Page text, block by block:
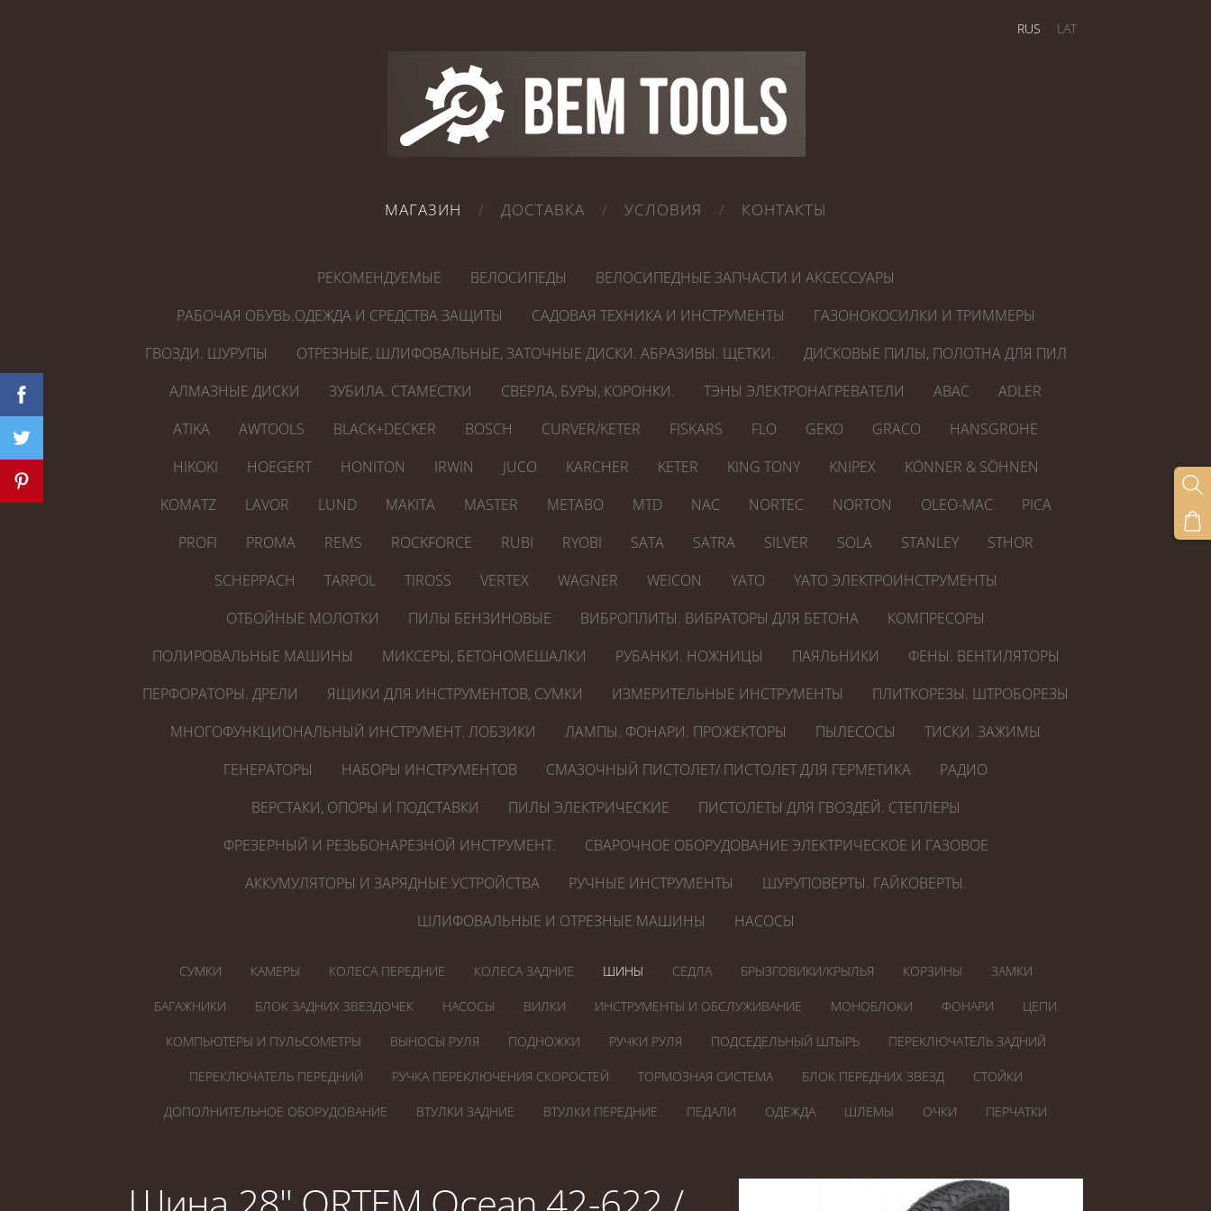
МАГАЗИН ДОСТАВКА УСЛОВИЯ КОНТАКТЫ
RUS LAT
РЕКОМЕНДУЕМЫЕ ВЕЛОСИПЕДЫ
ВЕЛОСИПЕДНЫЕ ЗАПЧАСТИ И АКСЕССУАРЫ
РАБОЧАЯ ОБУВЬ.ОДЕЖДА И СРЕДСТВА ЗАЩИТЫ
САДОВАЯ ТЕХНИКА И ИНСТРУМЕНТЫ
ГАЗОНОКОСИЛКИ И ТРИММЕРЫ
ГВОЗДИ. ШУРУПЫ
ОТРЕЗНЫЕ, ШЛИФОВАЛЬНЫЕ, ЗАТОЧНЫЕ ДИСКИ. АБРАЗИВЫ. ЩЕТКИ.
ДИСКОВЫЕ ПИЛЫ, ПОЛОТНА ДЛЯ ПИЛ
АЛМАЗНЫЕ ДИСКИ
ЗУБИЛА. СТАМЕСТКИ СВЕРЛА, БУРЫ, КОРОНКИ. ТЭНЫ ЭЛЕКТРОНАГРЕВАТЕЛИ ABAC
ADLER
ATIKA
AWTOOLS BLACK+DECKER BOSCH CURVER/KETER FISKARS FLO GEKO GRACO
HANSGROHE
HIKOKI
HOEGERT HONITON IRWIN JUCO KARCHER KETER KING TONY KNIPEX
KÖNNER & SÖHNEN
KOMATZ
LAVOR LUND MAKITA MASTER METABO MTD NAC NORTEC NORTON OLEO-MAC
PICA
PROFI
PROMA REMS ROCKFORCE RUBI RYOBI SATA SATRA SILVER SOLA STANLEY
STHOR
SCHEPPACH
TARPOL TIROSS VERTEX WAGNER WEICON YATO
YATO ЭЛЕКТРОИНСТРУМЕНТЫ
ОТБОЙНЫЕ МОЛОТКИ
ПИЛЫ БЕНЗИНОВЫЕ ВИБРОПЛИТЫ. ВИБРАТОРЫ ДЛЯ БЕТОНА
КОМПРЕСОРЫ
ПОЛИРОВАЛЬНЫЕ МАШИНЫ
МИКСЕРЫ, БЕТОНОМЕШАЛКИ РУБАНКИ. НОЖНИЦЫ ПАЯЛЬНИКИ
ФЕНЫ. ВЕНТИЛЯТОРЫ
ПЕРФОРАТОРЫ. ДРЕЛИ
ЯЩИКИ ДЛЯ ИНСТРУМЕНТОВ, СУМКИ ИЗМЕРИТЕЛЬНЫЕ ИНСТРУМЕНТЫ
ПЛИТКОРЕЗЫ. ШТРОБОРЕЗЫ
МНОГОФУНКЦИОНАЛЬНЫЙ ИНСТРУМЕНТ. ЛОБЗИКИ
ЛАМПЫ. ФОНАРИ. ПРОЖЕКТОРЫ ПЫЛЕСОСЫ
ТИСКИ. ЗАЖИМЫ
ГЕНЕРАТОРЫ
НАБОРЫ ИНСТРУМЕНТОВ СМАЗОЧНЫЙ ПИСТОЛЕТ/ ПИСТОЛЕТ ДЛЯ ГЕРМЕТИКА
РАДИО
ВЕРСТАКИ, ОПОРЫ И ПОДСТАВКИ
ПИЛЫ ЭЛЕКТРИЧЕСКИЕ
ПИСТОЛЕТЫ ДЛЯ ГВОЗДЕЙ. СТЕПЛЕРЫ
ФРЕЗЕРНЫЙ И РЕЗЬБОНАРЕЗНОЙ ИНСТРУМЕНТ.
СВАРОЧНОЕ ОБОРУДОВАНИЕ ЭЛЕКТРИЧЕСКОЕ И ГАЗОВОЕ
АККУМУЛЯТОРЫ И ЗАРЯДНЫЕ УСТРОЙСТВА
РУЧНЫЕ ИНСТРУМЕНТЫ
ШУРУПОВЕРТЫ. ГАЙКОВЕРТЫ.
ШЛИФОВАЛЬНЫЕ И ОТРЕЗНЫЕ МАШИНЫ
НАСОСЫ
СУМКИ КАМЕРЫ КОЛЕСА ПЕРЕДНИЕ КОЛЕСА ЗАДНИЕ ШИНЫ СЕДЛА БРЫЗГОВИКИ/КРЫЛЬЯ КОРЗИНЫ ЗАМКИ
БАГАЖНИКИ БЛОК ЗАДНИХ ЗВЕЗДОЧЕК НАСОСЫ ВИЛКИ ИНСТРУМЕНТЫ И ОБСЛУЖИВАНИЕ МОНОБЛОКИ ФОНАРИ ЦЕПИ
КОМПЬЮТЕРЫ И ПУЛЬСОМЕТРЫ ВЫНОСЫ РУЛЯ ПОДНОЖКИ РУЧКИ РУЛЯ ПОДСЕДЕЛЬНЫЙ ШТЫРЬ ПЕРЕКЛЮЧАТЕЛЬ ЗАДНИЙ
ПЕРЕКЛЮЧАТЕЛЬ ПЕРЕДНИЙ РУЧКА ПЕРЕКЛЮЧЕНИЯ СКОРОСТЕЙ ТОРМОЗНАЯ СИСТЕМА БЛОК ПЕРЕДНИХ ЗВЕЗД СТОЙКИ
ДОПОЛНИТЕЛЬНОЕ ОБОРУДОВАНИЕ ВТУЛКИ ЗАДНИЕ ВТУЛКИ ПЕРЕДНИЕ ПЕДАЛИ ОДЕЖДА ШЛЕМЫ ОЧКИ ПЕРЧАТКИ